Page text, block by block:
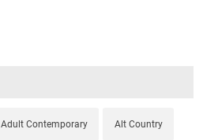
Adult Contemporary Alt Country